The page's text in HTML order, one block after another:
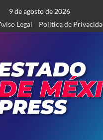
9 de agosto de 2026
Legal Politica de